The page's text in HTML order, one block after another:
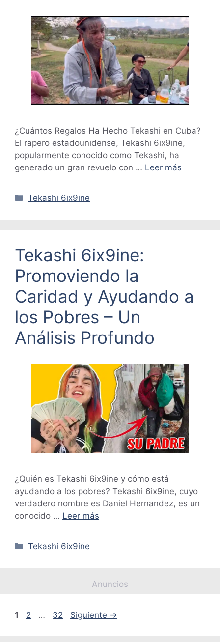
¿Cuántos Regalos Ha Hecho Tekashi en Cuba?
El rapero estadounidense, Tekashi 6ix9ine,
popularmente conocido como Tekashi, ha
generado un gran revuelo con … Leer más
Categorías
Tekashi 6ix9ine
Tekashi 6ix9ine:
Promoviendo la
Caridad y Ayudando a
los Pobres – Un
Análisis Profundo
¿Quién es Tekashi 6ix9ine y cómo está
ayudando a los pobres? Tekashi 6ix9ine, cuyo
verdadero nombre es Daniel Hernandez, es un
conocido … Leer más
Categorías
Tekashi 6ix9ine
Anuncios
Página
1 Página
2 … Página
32 Siguiente →